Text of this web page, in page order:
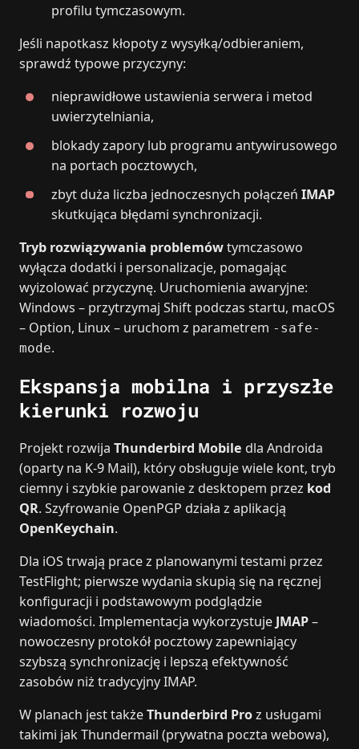
profilu tymczasowym.
Jeśli napotkasz kłopoty z wysyłką/odbieraniem,
sprawdź typowe przyczyny:
nieprawidłowe ustawienia serwera i metod
uwierzytelniania,
blokady zapory lub programu antywirusowego
na portach pocztowych,
zbyt duża liczba jednoczesnych połączeńIMAP
skutkująca błędami synchronizacji.
Tryb rozwiązywania problemówtymczasowo
wyłącza dodatki i personalizacje, pomagając
wyizolować przyczynę. Uruchomienia awaryjne:
Windows – przytrzymaj Shift podczas startu, macOS
– Option, Linux – uruchom z parametrem -safe-
mode.
Ekspansja mobilna i przyszłe
kierunki rozwoju
Projekt rozwija Thunderbird Mobile dla Androida
(oparty na K‑9 Mail), który obsługuje wiele kont, tryb
ciemny i szybkie parowanie z desktopem przez kod
QR. Szyfrowanie OpenPGP działa z aplikacją
OpenKeychain.
Dla iOS trwają prace z planowanymi testami przez
TestFlight; pierwsze wydania skupią się na ręcznej
konfiguracji i podstawowym podglądzie
wiadomości. Implementacja wykorzystuje JMAP–
nowoczesny protokół pocztowy zapewniający
szybszą synchronizację i lepszą efektywność
zasobów niż tradycyjny IMAP.
W planach jest takżeThunderbird Proz usługami
takimi jak Thundermail (prywatna poczta webowa),